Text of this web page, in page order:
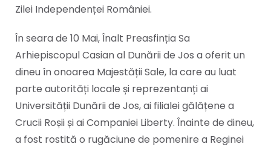
Zilei Independenței României.
În seara de 10 Mai, Înalt Preasfinția Sa
Arhiepiscopul Casian al Dunării de Jos a oferit un
dineu în onoarea Majestății Sale, la care au luat
parte autorități locale și reprezentanți ai
Universității Dunării de Jos, ai filialei gălățene a
Crucii Roșii și ai Companiei Liberty. Înainte de dineu,
a fost rostită o rugăciune de pomenire a Reginei